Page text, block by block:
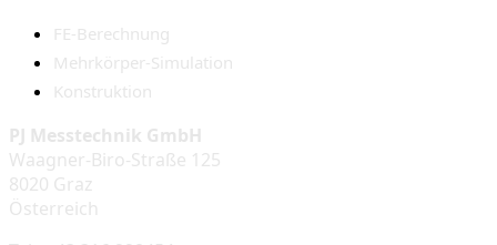
FE-Berechnung
Mehrkörper-Simulation
Konstruktion
PJ Messtechnik GmbH
Waagner-Biro-Straße 125
8020 Graz
Österreich